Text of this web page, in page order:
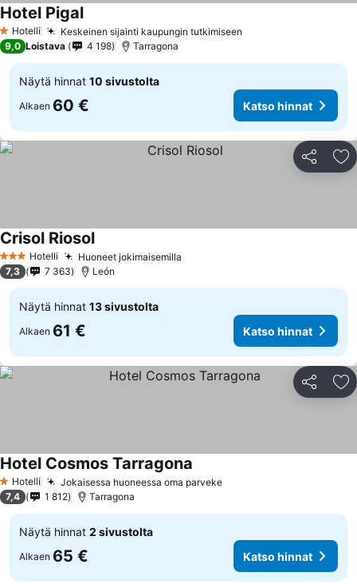
1 Tähtiluokitus
Hotelli Keskeinen sijainti kaupungin tutkimiseen
Hotel Pigal
9,0 Loistava 4 198 Tarragona
Näytä hinnat 10 sivustolta
Alkaen 60 € Katso hinnat
Jaa
3 Tähtiluokitus
Hotelli Huoneet jokimaisemilla
Crisol Riosol
7,3 7 363 León
Näytä hinnat 13 sivustolta
Alkaen 61 € Katso hinnat
Jaa
1 Tähtiluokitus
Hotelli Jokaisessa huoneessa oma parveke
Hotel Cosmos Tarragona
7,4 1 812 Tarragona
Näytä hinnat 2 sivustolta
Alkaen 65 € Katso hinnat